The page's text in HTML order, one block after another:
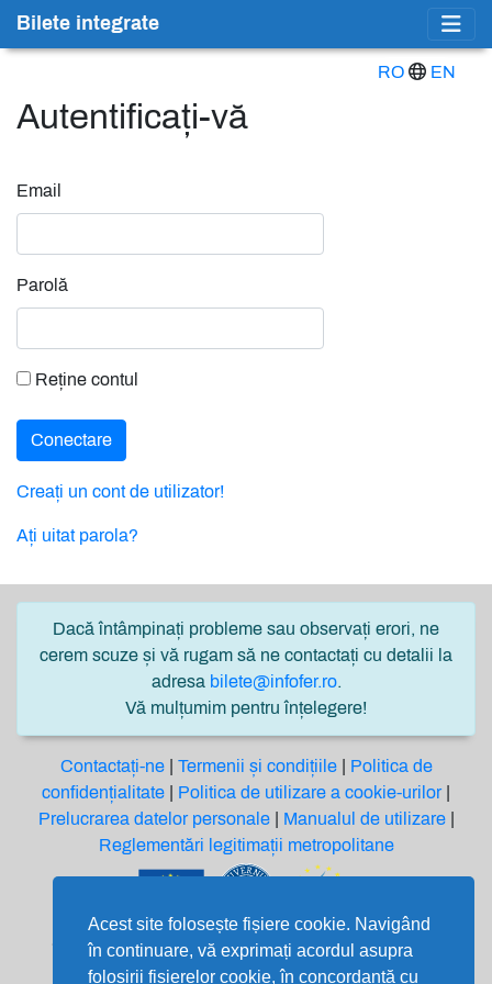
Acest site folosește fișiere cookie. Navigând
în continuare, vă exprimați acordul asupra
folosirii fișierelor cookie, în concordanță cu
Bilete integrate
RO EN
Autentificați-vă
Email
Parolă
Reține contul
Conectare
Creați un cont de utilizator!
Ați uitat parola?
Dacă întâmpinați probleme sau observați erori, ne
cerem scuze și vă rugam să ne contactați cu detalii la
adresa bilete@infofer.ro.
Vă mulțumim pentru înțelegere!
Contactați-ne| Termenii și condițiile| Politica de
confidențialitate
Politica de utilizare a cookie-urilor|
Prelucrarea datelor personale| Manualul de utilizare|
Reglementări legitimații metropolitane
Soluție software finanțată din Fondul European de
Dezvoltare Regională prin